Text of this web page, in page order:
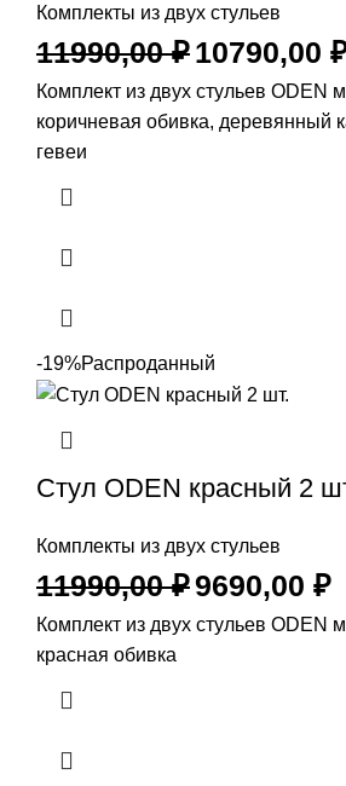
Комплекты из двух стульев
11990,00₽10790,00
Комплект из двух стульев ODEN
коричневая обивка, деревянный
гевеи
-19%Распроданный
Стул ODEN красный 2
Комплекты из двух стульев
11990,00₽9690,00 ₽
Комплект из двух стульев ODEN
красная обивка